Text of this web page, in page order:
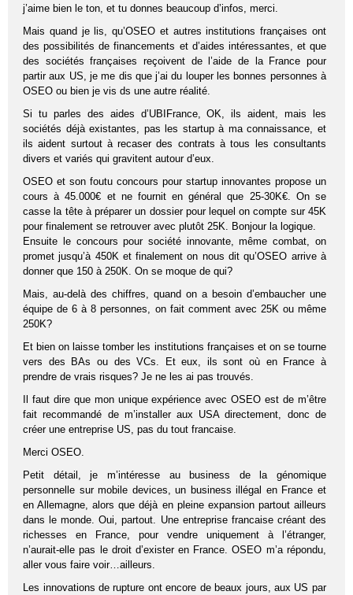
j’aime bien le ton, et tu donnes beaucoup d’infos, merci.
Mais quand je lis, qu’OSEO et autres institutions françaises ont
des possibilités de financements et d’aides intéressantes, et que
des sociétés françaises reçoivent de l’aide de la France pour
partir aux US, je me dis que j’ai du louper les bonnes personnes à
OSEO ou bien je vis ds une autre réalité.
Si tu parles des aides d’UBIFrance, OK, ils aident, mais les
sociétés déjà existantes, pas les startup à ma connaissance, et
ils aident surtout à recaser des contrats à tous les consultants
divers et variés qui gravitent autour d’eux.
OSEO et son foutu concours pour startup innovantes propose un
cours à 45.000€ et ne fournit en général que 25-30K€. On se
casse la tête à préparer un dossier pour lequel on compte sur 45K
pour finalement se retrouver avec plutôt 25K. Bonjour la logique.
Ensuite le concours pour société innovante, même combat, on
promet jusqu’à 450K et finalement on nous dit qu’OSEO arrive à
donner que 150 à 250K. On se moque de qui?
Mais, au-delà des chiffres, quand on a besoin d’embaucher une
équipe de 6 à 8 personnes, on fait comment avec 25K ou même
250K?
Et bien on laisse tomber les institutions françaises et on se tourne
vers des BAs ou des VCs. Et eux, ils sont où en France à
prendre de vrais risques? Je ne les ai pas trouvés.
Il faut dire que mon unique expérience avec OSEO est de m’être
fait recommandé de m’installer aux USA directement, donc de
créer une entreprise US, pas du tout francaise.
Merci OSEO.
Petit détail, je m’intéresse au business de la génomique
personnelle sur mobile devices, un business illégal en France et
en Allemagne, alors que déjà en pleine expansion partout ailleurs
dans le monde. Oui, partout. Une entreprise francaise créant des
richesses en France, pour vendre uniquement à l’étranger,
n’aurait-elle pas le droit d’exister en France. OSEO m’a répondu,
aller vous faire voir…ailleurs.
Les innovations de rupture ont encore de beaux jours, aux US par